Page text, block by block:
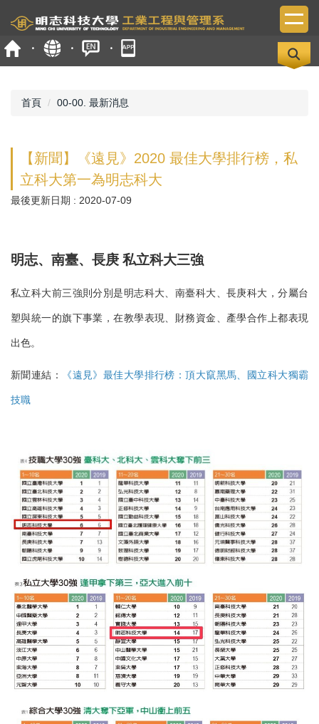
到
主
要
內
首頁 00-00. 最新消息
【新聞】《遠見》2020 最佳大學排行榜，私
立科大第一為明志科大
最後更新日期 : 2020-07-09
明志、南臺、長庚 私立科大三強
私立科大前三強則分別是明志科大、南臺科大、長庚科大，分屬台
塑與統一的旗下事業，在教學表現、財務資金、產學合作上都表現
出色。
新聞連結： 《遠見》最佳大學排行榜：頂大竄黑馬、國立科大獨霸
技職